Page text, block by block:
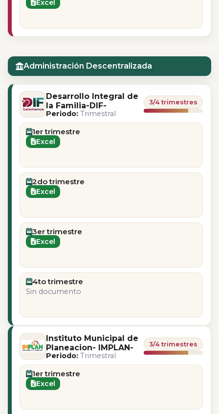
Excel
Administración Descentralizada
Desarrollo Integral de
la Familia-DIF-
Periodo: Trimestral
3/4 trimestres
1er trimestre
Excel
2do trimestre
Excel
3er trimestre
Excel
4to trimestre
Sin documento
Instituto Municipal de
Planeacion- IMPLAN-
Periodo: Trimestral
3/4 trimestres
1er trimestre
Excel